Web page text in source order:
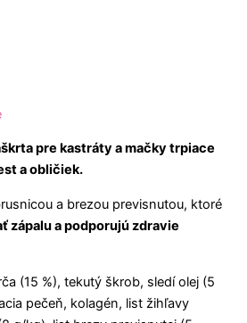
pre kastráty a mačky trpiace
a obličiek.
a brezou previsnutou, ktoré
zápalu a podporujú zdravie
(15 %), tekutý škrob, sledí olej (5
pečeň, kolagén, list žihľavy